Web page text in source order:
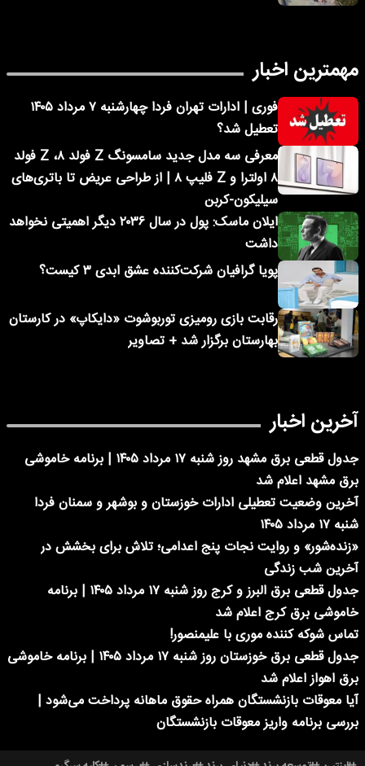
مهمترین اخبار
فوری | ادارات تهران فردا چهارشنبه ۷ مرداد ۱۴۰۵
تعطیل شد؟
معرفی سه مدل جدید سامسونگ Z فولد ۸، Z فولد
۸ اولترا و Z فلیپ ۸ | از طراحی عریض تا باتری‌های
سیلیکون-کربن
ایلان ماسک: پول در سال ۲۰۳۶ دیگر اهمیتی نخواهد
داشت
پویا گرافیان شرکت‌کننده عشق ابدی ۳ کیست؟
رقابت بازی رومیزی توربوشوت «دایکاپ» در کارستان
بهارستان برگزار شد + تصاویر
آخرین اخبار
جدول قطعی برق مشهد روز شنبه ۱۷ مرداد ۱۴۰۵ | برنامه خاموشی
برق مشهد اعلام شد
آخرین وضعیت تعطیلی ادارات خوزستان و بوشهر و سمنان فردا
شنبه ۱۷ مرداد ۱۴۰۵
«زنده‌شور» و روایت نجات پنج اعدامی؛ تلاش برای بخشش در
آخرین شب زندگی
جدول قطعی برق البرز و کرج روز شنبه ۱۷ مرداد ۱۴۰۵ | برنامه
خاموشی برق کرج اعلام شد
تماس شوکه کننده موری با علیمنصور!
جدول قطعی برق خوزستان روز شنبه ۱۷ مرداد ۱۴۰۵ | برنامه خاموشی
برق اهواز اعلام شد
آیا معوقات بازنشستگان همراه حقوق ماهانه پرداخت می‌شود |
بررسی برنامه واریز معوقات بازنشستگان